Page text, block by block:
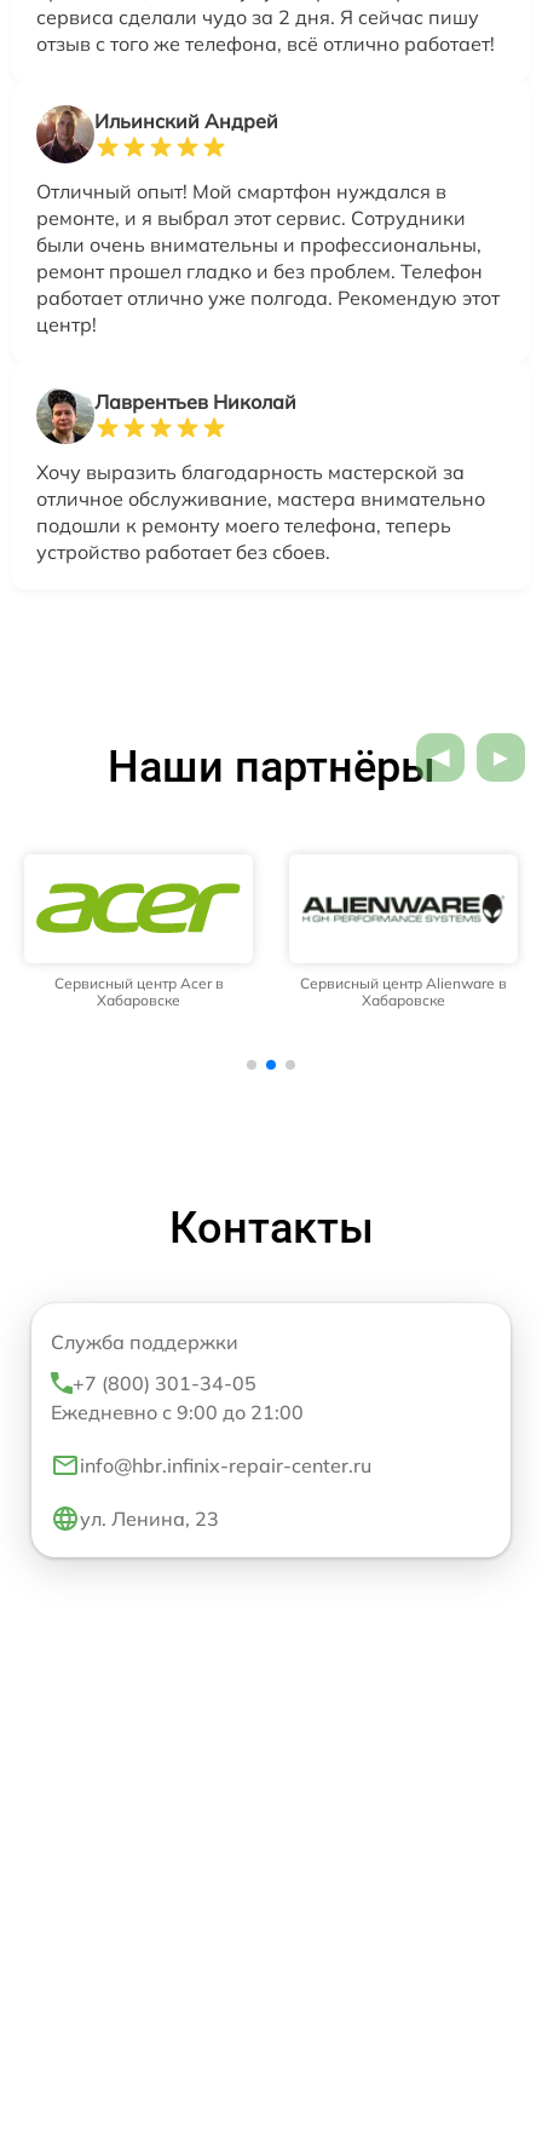
сервиса сделали чудо за 2 дня. Я сейчас пишу
отзыв с того же телефона, всё отлично работает!
Ильинский Андрей
Отличный опыт! Мой смартфон нуждался в
ремонте, и я выбрал этот сервис. Сотрудники
были очень внимательны и профессиональны,
ремонт прошел гладко и без проблем. Телефон
работает отлично уже полгода. Рекомендую этот
центр!
Лаврентьев Николай
Хочу выразить благодарность мастерской за
отличное обслуживание, мастера внимательно
подошли к ремонту моего телефона, теперь
устройство работает без сбоев.
Наши партнёры
Сервисный центр Acer в
Хабаровске
Сервисный центр Alienware в
Хабаровске
Контакты
Служба поддержки
+7 (800) 301-34-05
Ежедневно с 9:00 до 21:00
info@hbr.infinix-repair-center.ru
ул. Ленина, 23